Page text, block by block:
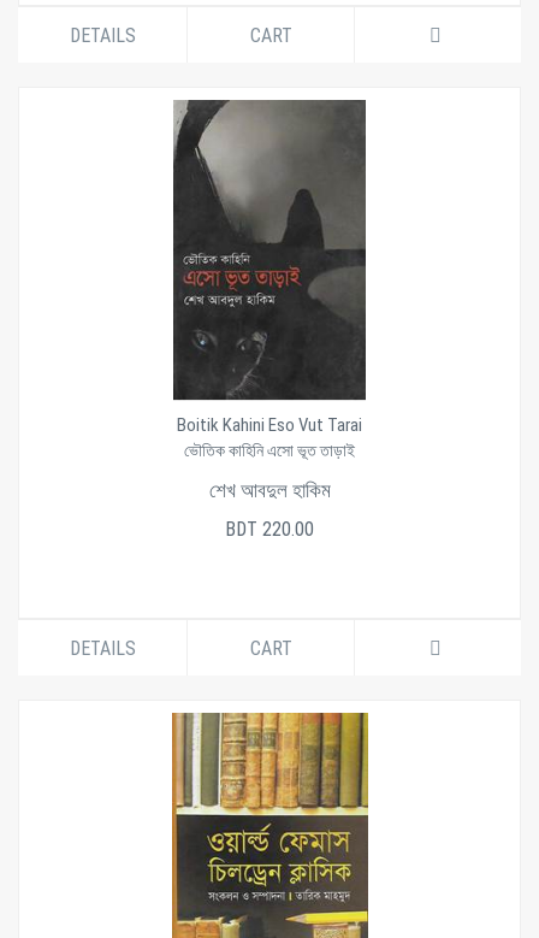
DETAILS CART
Boitik Kahini Eso Vut Tarai
ভৌতিক কাহিনি এসো ভূত তাড়াই
শেখ আবদুল হাকিম
BDT 220.00
DETAILS CART